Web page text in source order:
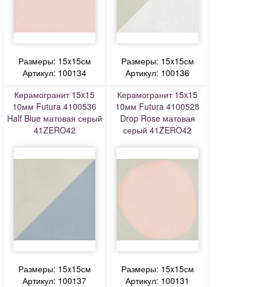
Размеры: 15x15см
Артикул: 100134
Размеры: 15x15см
Артикул: 100136
Керамогранит 15x15
10мм Futura 4100536
Half Blue матовая серый
41ZERO42
Размеры: 15x15см
Артикул: 100137
Керамогранит 15x15
10мм Futura 4100528
Drop Rose матовая
серый 41ZERO42
Размеры: 15x15см
Артикул: 100131